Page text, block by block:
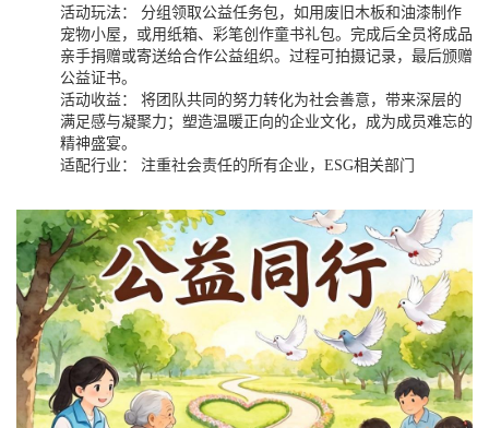
活动玩法： 分组领取公益任务包，如用废旧木板和油漆制作
宠物小屋，或用纸箱、彩笔创作童书礼包。完成后全员将成品
亲手捐赠或寄送给合作公益组织。过程可拍摄记录，最后颁赠
公益证书。
活动收益： 将团队共同的努力转化为社会善意，带来深层的
满足感与凝聚力；塑造温暖正向的企业文化，成为成员难忘的
精神盛宴。
适配行业： 注重社会责任的所有企业，ESG相关部门